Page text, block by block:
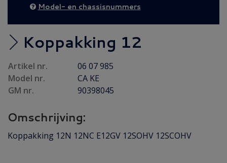
EXTRA AFHAALKORTING
Brandstof / Uitlaat
Bumper / Spoiler / Spiegel(64)
Cabriolet
Carrosserie
(103)
Elektrisch / Verlichting
Emblemen / Sierlijsten(114)
Model- en chassisnummers
Koppakking 12
Artikel nr.
06 07 985
Model nr.
CA KE
GM nr.
90398045
Omschrijving:
Koppakking 12N 12NC E12GV 12SOHV 12SCOHV